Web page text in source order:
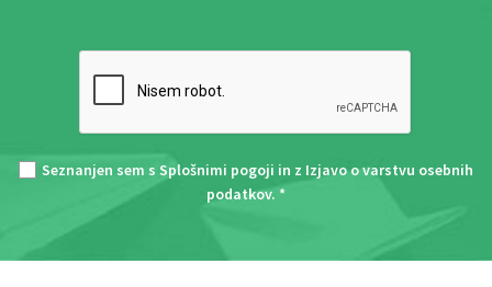
Seznanjen sem s Splošnimi pogoji in z Izjavo o varstvu osebnih
podatkov. *